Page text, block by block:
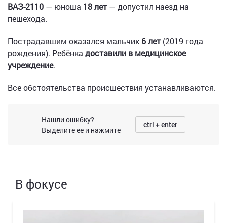
ВАЗ-2110 — юноша 18 лет— допустил наезд на
пешехода.
Пострадавшим оказался мальчик 6 лет(2019 года
рождения). Ребёнка доставили в медицинское
учреждение.
Все обстоятельства происшествия устанавливаются.
Нашли ошибку?
Выделите ее и нажмите
ctrl + enter
В фокусе